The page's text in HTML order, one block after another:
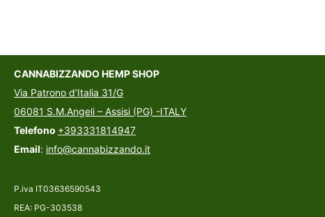
CANNABIZZANDO HEMP SHOP
Via Patrono d’Italia 31/G
06081 S.M.Angeli – Assisi (PG) -ITALY
Telefono +393331814947
Email: info@cannabizzando.it
P.iva IT03636590543
REA: PG-303538